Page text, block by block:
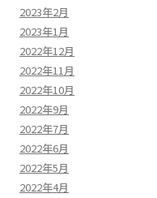
2023年2月
2023年1月
2022年12月
2022年11月
2022年10月
2022年9月
2022年7月
2022年6月
2022年5月
2022年4月